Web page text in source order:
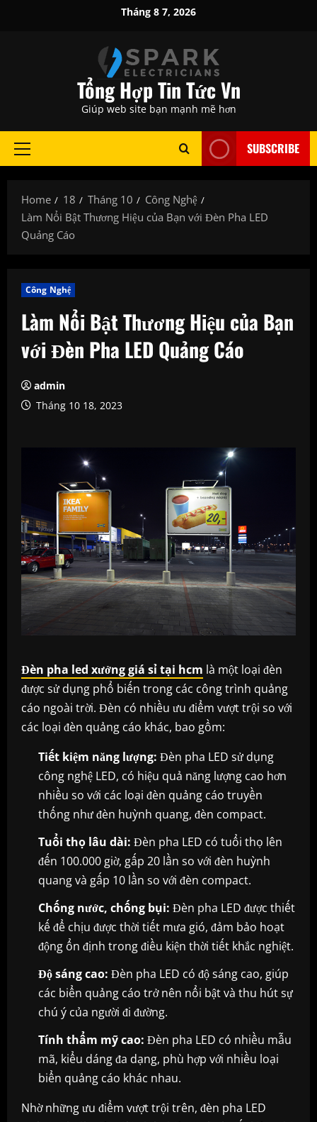
Tháng 8 7, 2026
Tổng Hợp Tin Tức Vn
Giúp web site bạn mạnh mẽ hơn
Primary
SUBSCRIBE
Home 18 Tháng 10
Công Nghệ
Làm Nổi Bật Thương Hiệu của Bạn với Đèn Pha LED
Quảng Cáo
Công Nghệ
Làm Nổi Bật Thương Hiệu của Bạn
với Đèn Pha LED Quảng Cáo
admin
Tháng 10 18, 2023
Đèn pha led xưởng giá sỉ tại hcm là một loại đèn
được sử dụng phổ biến trong các công trình quảng
cáo ngoài trời. Đèn có nhiều ưu điểm vượt trội so với
các loại đèn quảng cáo khác, bao gồm:
Tiết kiệm năng lượng: Đèn pha LED sử dụng
công nghệ LED, có hiệu quả năng lượng cao hơn
nhiều so với các loại đèn quảng cáo truyền
thống như đèn huỳnh quang, đèn compact.
Tuổi thọ lâu dài: Đèn pha LED có tuổi thọ lên
đến 100.000 giờ, gấp 20 lần so với đèn huỳnh
quang và gấp 10 lần so với đèn compact.
Chống nước, chống bụi: Đèn pha LED được thiết
kế để chịu được thời tiết mưa gió, đảm bảo hoạt
động ổn định trong điều kiện thời tiết khắc nghiệt.
Độ sáng cao: Đèn pha LED có độ sáng cao, giúp
các biển quảng cáo trở nên nổi bật và thu hút sự
chú ý của người đi đường.
Tính thẩm mỹ cao: Đèn pha LED có nhiều mẫu
mã, kiểu dáng đa dạng, phù hợp với nhiều loại
biển quảng cáo khác nhau.
Nhờ những ưu điểm vượt trội trên, đèn pha LED